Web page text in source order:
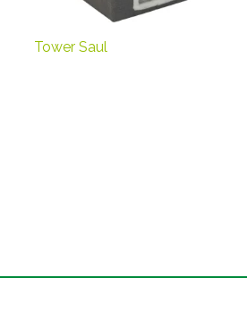
Tower Saul